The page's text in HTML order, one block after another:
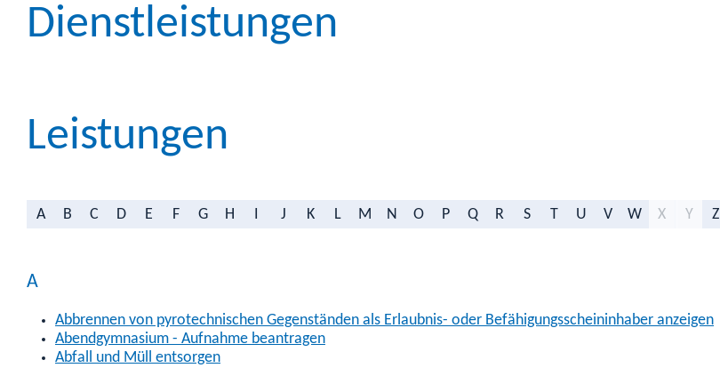
Dienstleistungen
Leistungen
A B C D E F G H J K L M N O P Q R S T U V W X Y Z
A
Abbrennen von pyrotechnischen Gegenständen als Erlaubnis- oder Befähigungsscheininhaber anzeigen
Abendgymnasium - Aufnahme beantragen
Abfall und Müll entsorgen